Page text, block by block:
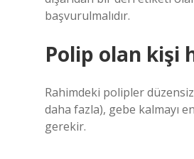
başvurulmalıdır.
Polip olan kişi
Rahimdeki polipler
daha fazla), gebe kalmayı
gerekir.